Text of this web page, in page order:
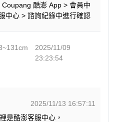
酷澎 App > 會員中
中心 > 諮詢紀錄中進行確認
2025/11/09
23:23:54
2025/11/13 16:57:11
是酷澎客服中心，